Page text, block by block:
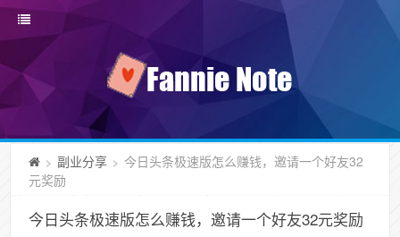
> 副业分享 > 今日头条极速版怎么赚钱，邀请一个好友32
元奖励
今日头条极速版怎么赚钱，邀请一个好友32元奖励